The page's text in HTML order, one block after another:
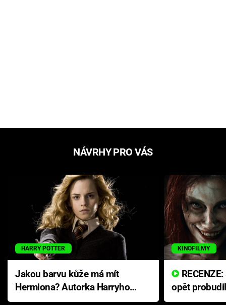
NÁVRHY PRO VÁS
HARRY POTTER
Jakou barvu kůže má mít
Hermiona? Autorka Harryho
Pottera přišla s ráznou
KINOFILMY
opět
přichází s